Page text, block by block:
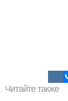
Читайте также